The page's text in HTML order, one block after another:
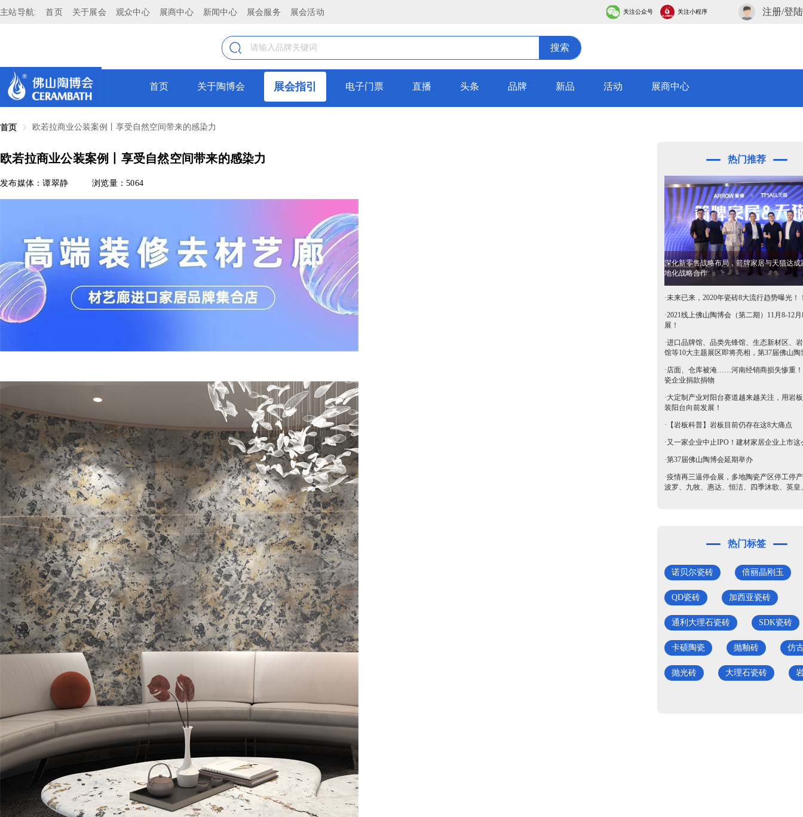
主站导航: 首页 关于展会 观众中心 展商中心 新闻中心 展会服务 展会活动 关注公众号 关注小程序 注册/登陆
搜索
首页 关于陶博会 展会指引 电子门票 直播 头条 品牌 新品 活动 展商中心
首页 欧若拉商业公装案例丨享受自然空间带来的感染力
欧若拉商业公装案例丨享受自然空间带来的感染力
发布媒体：谭翠静 浏览量：5064
热门推荐
深化新零售战略布局，箭牌家居与天猫达成
地化战略合作
·未来已来，2020年瓷砖8大流行趋势曝光！
·2021线上佛山陶博会（第二期）11月8-12
展！
·进口品牌馆、品类先锋馆、生态新材区、
馆等10大主题展区即将亮相，第37届佛山陶
·店面、仓库被淹……河南经销商损失惨重
瓷企业捐款捐物
·大定制产业对阳台赛道越来越关注，用岩
装阳台向前发展！
· 【岩板科普】岩板目前仍存在这8大痛点
·又一家企业中止IPO！建材家居企业上市这
·第37届佛山陶博会延期举办
·疫情再三逼停会展，多地陶瓷产区停工停
波罗、九牧、惠达、恒洁、四季沐歌、英皇
热门标签
诺贝尔瓷砖 倍丽晶刚玉
QD瓷砖 加西亚瓷砖
通利大理石瓷砖 SDK瓷砖
卡硕陶瓷 抛釉砖 仿
抛光砖 大理石瓷砖